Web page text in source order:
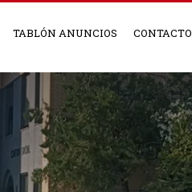
TABLÓN ANUNCIOS CONTACTO